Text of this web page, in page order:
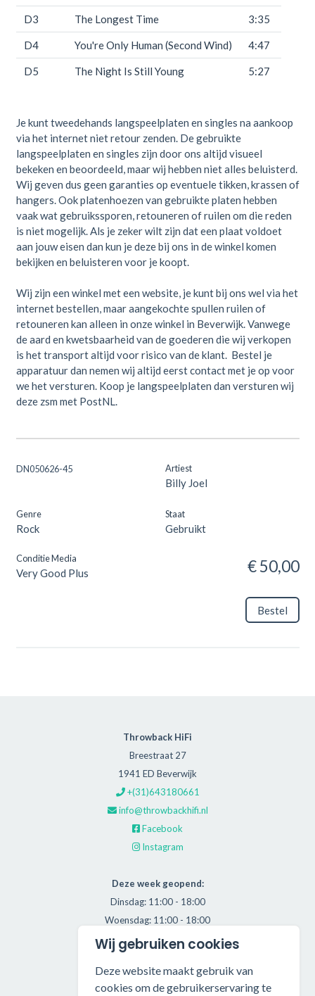
D3 The Longest Time 3:35
D4 You're Only Human (Second Wind) 4:47
D5 The Night Is Still Young 5:27
Je kunt tweedehands langspeelplaten en singles na aankoop
via het internet niet retour zenden. De gebruikte
langspeelplaten en singles zijn door ons altijd visueel
bekeken en beoordeeld, maar wij hebben niet alles beluisterd.
Wij geven dus geen garanties op eventuele tikken, krassen of
hangers. Ook platenhoezen van gebruikte platen hebben
vaak wat gebruikssporen, retouneren of ruilen om die reden
is niet mogelijk. Als je zeker wilt zijn dat een plaat voldoet
aan jouw eisen dan kun je deze bij ons in de winkel komen
bekijken en beluisteren voor je koopt.
Wij zijn een winkel met een website, je kunt bij ons wel via het
internet bestellen, maar aangekochte spullen ruilen of
retouneren kan alleen in onze winkel in Beverwijk. Vanwege
de aard en kwetsbaarheid van de goederen die wij verkopen
is het transport altijd voor risico van de klant. Bestel je
apparatuur dan nemen wij altijd eerst contact met je op voor
we het versturen. Koop je langspeelplaten dan versturen wij
deze zsm met PostNL.
DN050626-45 Artiest
Billy Joel
Genre
Rock
Staat
Gebruikt
Conditie Media
Very Good Plus € 50,00
Bestel
Throwback HiFi
Breestraat 27
1941 ED Beverwijk
+(31)643180661
info@throwbackhifi.nl
Facebook
Instagram
Deze week geopend:
Dinsdag: 11:00 - 18:00
Woensdag: 11:00 - 18:00
Donderdag: 11:00 - 21:00
Zaterdag: 11:00 - 17:00
Wij gebruiken cookies
Deze website maakt gebruik van
cookies om de gebruikerservaring te